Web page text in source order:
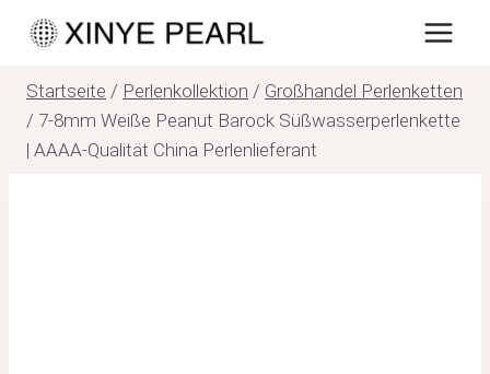
Zum
Inhalt
springen
Startseite / Perlenkollektion / Großhandel Perlenketten
/ 7-8mm Weiße Peanut Barock Süßwasserperlenkette
| AAAA-Qualität China Perlenlieferant